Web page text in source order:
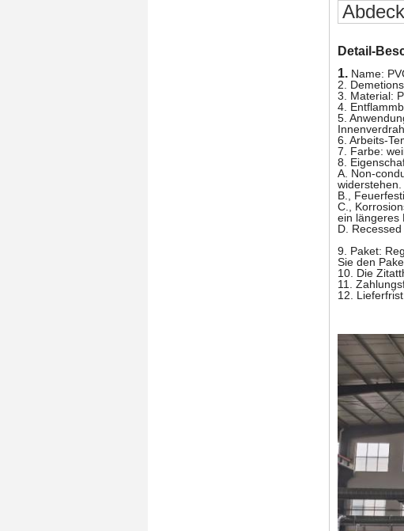
Detail-
1. Name:
2.
3. Material:
4.
5.
6. Arbeits-
7. Farbe:
8.
A. Non-
widerstehen.
B.,
C.,
ein längeres
D.
9. Paket:
Sie den
10. Die
11.
12.